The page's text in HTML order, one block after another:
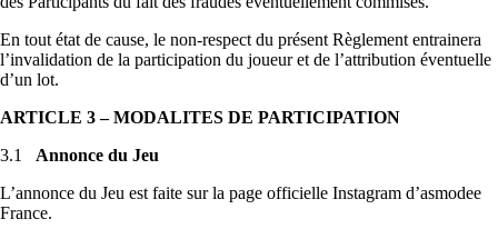
En tout état de cause, le non-respect du présent Règlement entrainera
l’invalidation de la participation du joueur et de l’attribution éventuelle
d’un lot.
ARTICLE 3 – MODALITES DE PARTICIPATION
3.1 Annonce du Jeu
L’annonce du Jeu est faite sur la page officielle Instagram d’asmodee
France.